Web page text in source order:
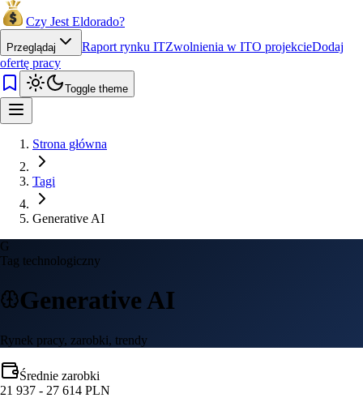
Czy Jest Eldorado?
Przeglądaj Raport rynku ITZwolnienia w ITO projekcieDodaj
ofertę pracy
Toggle theme
Strona główna
Tagi
Generative AI
G
Tag technologiczny
Generative AI
Rynek pracy, zarobki, trendy
Średnie zarobki
21 937 - 27 614 PLN